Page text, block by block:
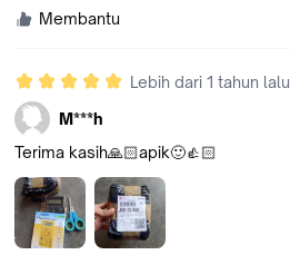
Membantu
Lebih dari 1 tahun lalu
M***h
Terima kasih🙏🏻apik🙂👍🏻